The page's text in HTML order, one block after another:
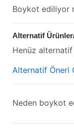
Boykot ediliyor
Alternatif
Henüz alternatif
Alternatif Öneri
Neden boykot